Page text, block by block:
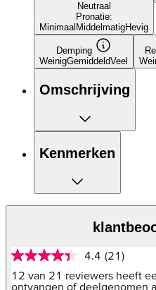
Neutraal
Pronatie:
MinimaalMiddelmatigHevig
Demping
WeinigGemiddeldVeel
Omschrijving
Kenmerken
4.4
van
5
4.4 (21)
12 van 21 reviewers heeft
ontvangen of deelgenomen